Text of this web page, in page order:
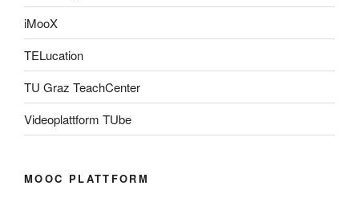
iMooX
TELucation
TU Graz TeachCenter
Videoplattform TUbe
MOOC PLATTFORM